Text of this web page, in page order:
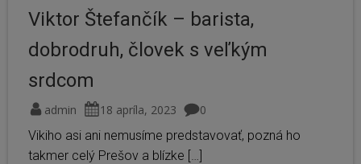
Viktor Štefančík – barista,
dobrodruh, človek s veľkým
srdcom
admin 18 apríla, 2023
0
Vikiho asi ani nemusíme predstavovať, pozná ho
takmer celý Prešov a blízke […]